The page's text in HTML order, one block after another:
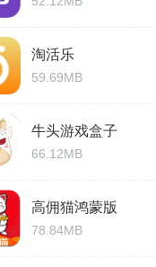
淘活乐
59.69MB
牛头游戏盒子
66.12MB
高佣猫鸿蒙版
（购物优惠
券）
78.84MB